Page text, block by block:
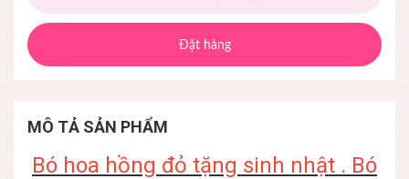
Đặt hàng
MÔ TẢ SẢN PHẨM
Bó hoa hồng đỏ tặng sinh nhật . Bó